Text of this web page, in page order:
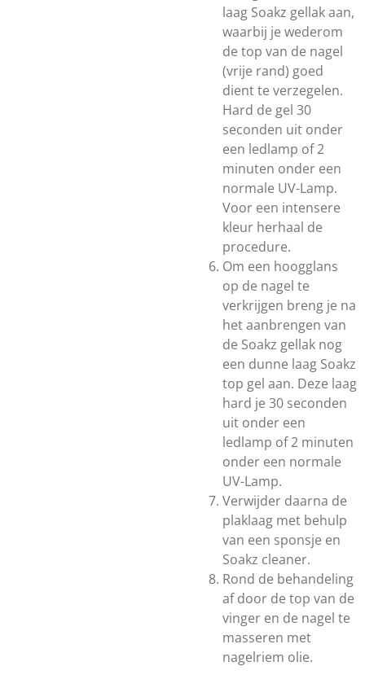
laag Soakz gellak aan,
waarbij je wederom
de top van de nagel
(vrije rand) goed
dient te verzegelen.
Hard de gel 30
seconden uit onder
een ledlamp of 2
minuten onder een
normale UV-Lamp.
Voor een intensere
kleur herhaal de
procedure.
Om een hoogglans
op de nagel te
verkrijgen breng je na
het aanbrengen van
de Soakz gellak nog
een dunne laag Soakz
top gel aan. Deze laag
hard je 30 seconden
uit onder een
ledlamp of 2 minuten
onder een normale
UV-Lamp.
Verwijder daarna de
plaklaag met behulp
van een sponsje en
Soakz cleaner.
Rond de behandeling
af door de top van de
vinger en de nagel te
masseren met
nagelriem olie.